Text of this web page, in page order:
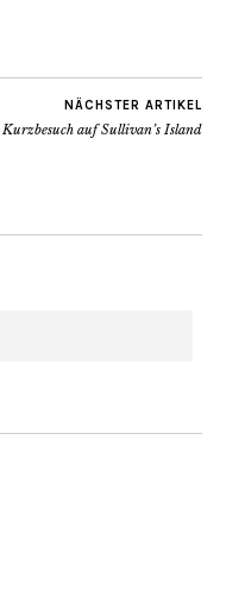
NÄCHSTER ARTIKEL
auf Sullivan’s Island